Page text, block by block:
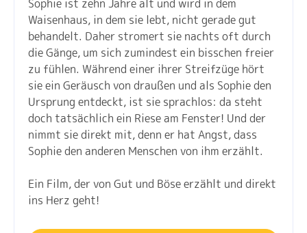
Sophie ist zehn Jahre alt und wird in dem
Waisenhaus, in dem sie lebt, nicht gerade gut
behandelt. Daher stromert sie nachts oft durch
die Gänge, um sich zumindest ein bisschen freier
zu fühlen. Während einer ihrer Streifzüge hört
sie ein Geräusch von draußen und als Sophie den
Ursprung entdeckt, ist sie sprachlos: da steht
doch tatsächlich ein Riese am Fenster! Und der
nimmt sie direkt mit, denn er hat Angst, dass
Sophie den anderen Menschen von ihm erzählt.
Ein Film, der von Gut und Böse erzählt und direkt
ins Herz geht!